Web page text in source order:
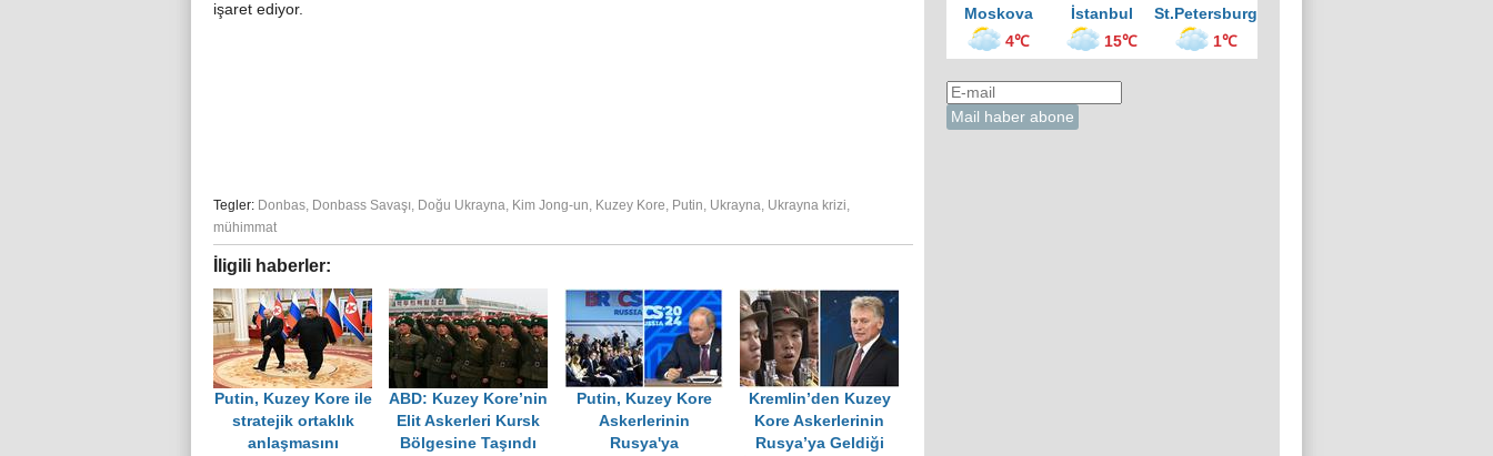
işaret ediyor.
Tegler: Donbas, Donbass Savaşı, Doğu Ukrayna, Kim Jong-un, Kuzey Kore, Putin, Ukrayna, Ukrayna krizi,
mühimmat
İligili haberler:
Putin, Kuzey Kore ile
stratejik ortaklık
anlaşmasını
ABD: Kuzey Kore’nin
Elit Askerleri Kursk
Bölgesine Taşındı
Putin, Kuzey Kore
Askerlerinin
Rusya'ya
Kremlin’den Kuzey
Kore Askerlerinin
Rusya’ya Geldiği
Moskova İstanbul
St.Petersburg
4℃
15℃ 1℃